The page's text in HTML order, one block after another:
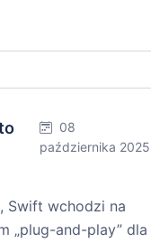
08
października 2025
Swift wchodzi na
„plug-and-play” dla